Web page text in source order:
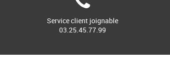
Service client joignable
03.25.45.77.99